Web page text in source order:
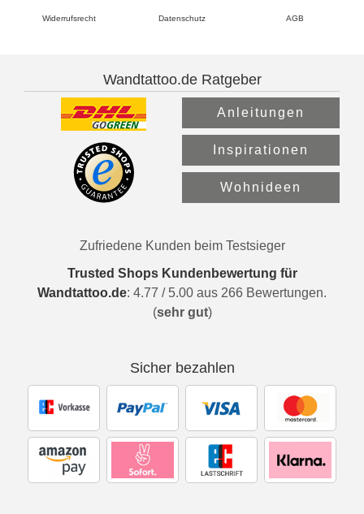
Widerrufsrecht Datenschutz AGB
Wandtattoo.de Ratgeber
Anleitungen
Inspirationen
Wohnideen
Zufriedene Kunden beim Testsieger
Trusted Shops Kundenbewertung für
Wandtattoo.de: 4.77 / 5.00 aus 266 Bewertungen.
(sehr gut)
Sicher bezahlen